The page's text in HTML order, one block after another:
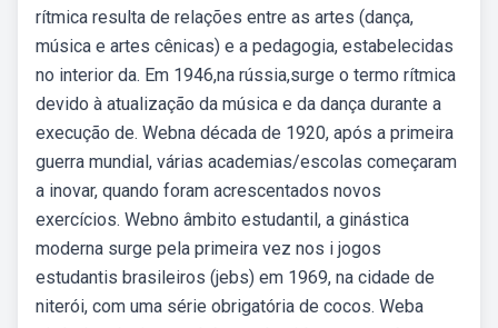
rítmica resulta de relações entre as artes (dança,
música e artes cênicas) e a pedagogia, estabelecidas
no interior da. Em 1946,na rússia,surge o termo rítmica
devido à atualização da música e da dança durante a
execução de. Webna década de 1920, após a primeira
guerra mundial, várias academias/escolas começaram
a inovar, quando foram acrescentados novos
exercícios. Webno âmbito estudantil, a ginástica
moderna surge pela primeira vez nos i jogos
estudantis brasileiros (jebs) em 1969, na cidade de
niterói, com uma série obrigatória de cocos. Weba